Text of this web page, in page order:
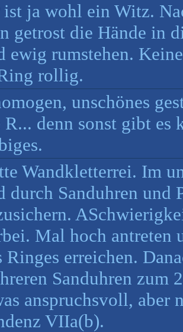
ist ja wohl ein Witz.
getrost die Hände in
ewig rumstehen.
rollig.
unschönes
R... denn sonst gibt es
Wandkletterrei. Im
durch Sanduhren und
Mal hoch antreten
Ringes erreichen.
Sanduhren zum
anspruchsvoll, aber
VIIa(b).